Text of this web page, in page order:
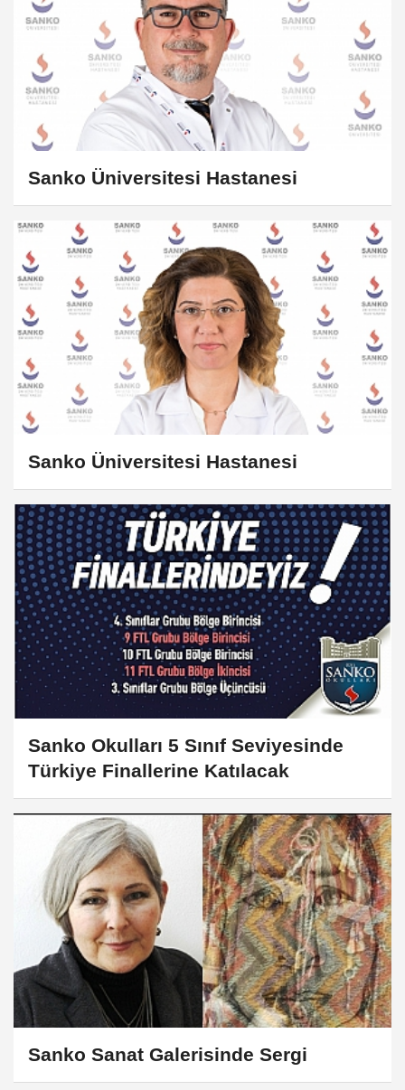
Sanko Üniversitesi Hastanesi
Sanko Üniversitesi Hastanesi
Sanko Okulları 5 Sınıf Seviyesinde
Türkiye Finallerine Katılacak
Sanko Sanat Galerisinde Sergi